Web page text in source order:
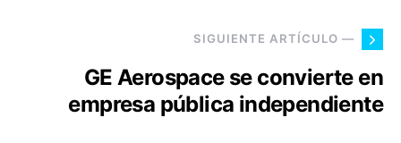
SIGUIENTE ARTÍCULO —
GE Aerospace se convierte en
empresa pública independiente